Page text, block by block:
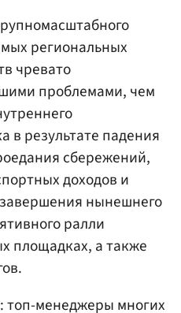
региональных
чревато
проблемами, чем
в результате падения
сбережений,
доходов и
нынешнего
ралли
площадках, а также
топ-менеджеры многих